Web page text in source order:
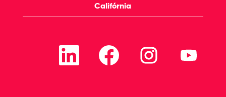
Califórnia
A
r
A
b
A
b
b